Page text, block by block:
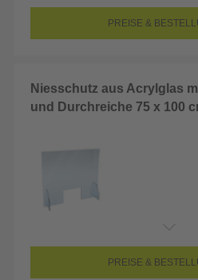
PREISE &
Niesschutz aus Acrylglas
und Durchreiche 75 x 100
PREISE &